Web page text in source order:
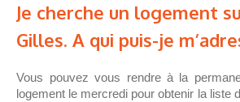
Je cherche un logement
Gilles. A qui puis-je
Vous pouvez vous rendre à la
logement le mercredi pour obtenir la liste